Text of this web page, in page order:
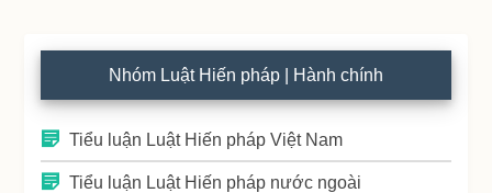
Nhóm Luật Hiến pháp | Hành chính
Tiểu luận Luật Hiến pháp Việt Nam
Tiểu luận Luật Hiến pháp nước ngoài